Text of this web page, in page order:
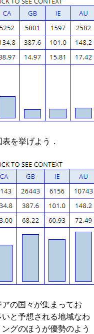
を挙げよう．
の国々が集まってお
と予想される地域なわ
グのほうが優勢のよう